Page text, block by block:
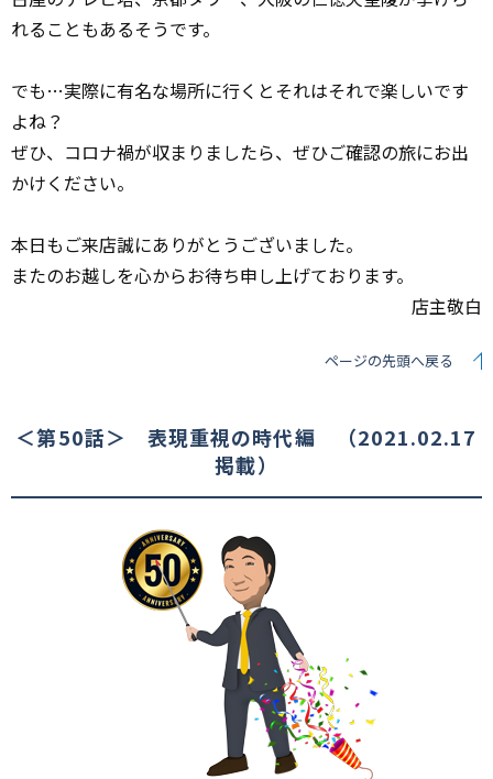
れることもあるそうです。
でも…実際に有名な場所に行くとそれはそれで楽しいです
よね？
ぜひ、コロナ禍が収まりましたら、ぜひご確認の旅にお出
かけください。
本日もご来店誠にありがとうございました。
またのお越しを心からお待ち申し上げております。
店主敬白
ページの先頭へ戻る
＜第50話＞ 表現重視の時代編 （2021.02.17
掲載）